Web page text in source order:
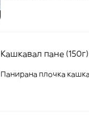
Кашкавал пане (150г)
Панирана плочка